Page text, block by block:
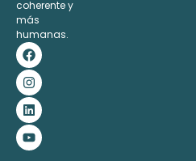
coherente y
más
humanas.
F
a
c
e
b
o
o
k
I
n
s
t
a
g
r
a
m
L
i
n
k
e
d
i
n
Y
o
u
t
u
b
e